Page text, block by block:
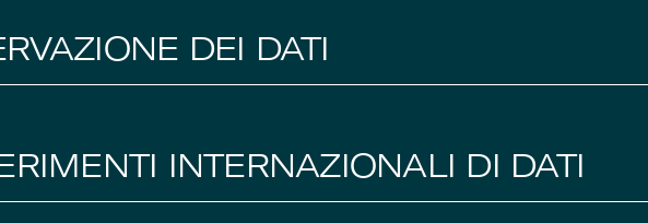
DEI DATI
INTERNAZIONALI DI DATI